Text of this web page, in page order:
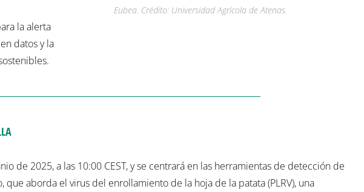
la alerta
datos y la
Eubea. Crédito: Universidad Agrícola de Atenas.
de 2025, a las 10:00 CEST, y se centrará en las herramientas de detección de
aborda el virus del enrollamiento de la hoja de la patata (PLRV), una